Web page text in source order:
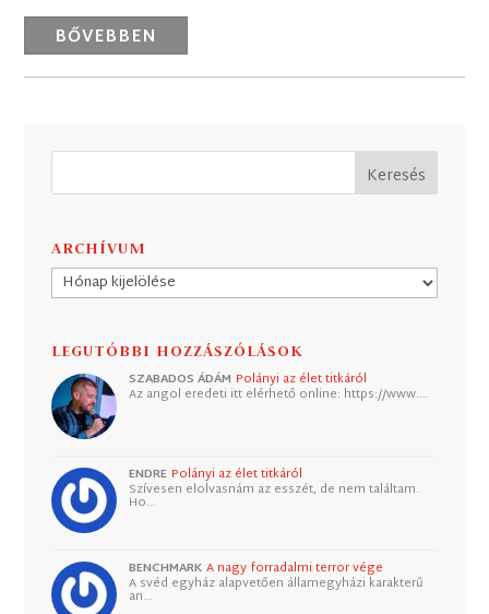
BŐVEBBEN
ARCHÍVUM
Archívum
LEGUTÓBBI HOZZÁSZÓLÁSOK
SZABADOS ÁDÁM Polányi az élet titkáról
Az angol eredeti itt elérhető online: https://www.…
ENDRE Polányi az élet titkáról
Szívesen elolvasnám az esszét, de nem találtam.
Ho…
BENCHMARK A nagy forradalmi terror vége
A svéd egyház alapvetően államegyházi karakterű
an…